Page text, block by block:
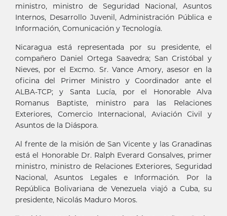
ministro, ministro de Seguridad Nacional, Asuntos
Internos, Desarrollo Juvenil, Administración Pública e
Información, Comunicación y Tecnología.
Nicaragua está representada por su presidente, el
compañero Daniel Ortega Saavedra; San Cristóbal y
Nieves, por el Excmo. Sr. Vance Amory, asesor en la
oficina del Primer Ministro y Coordinador ante el
ALBA-TCP; y Santa Lucía, por el Honorable Alva
Romanus Baptiste, ministro para las Relaciones
Exteriores, Comercio Internacional, Aviación Civil y
Asuntos de la Diáspora.
Al frente de la misión de San Vicente y las Granadinas
está el Honorable Dr. Ralph Everard Gonsalves, primer
ministro, ministro de Relaciones Exteriores, Seguridad
Nacional, Asuntos Legales e Información. Por la
República Bolivariana de Venezuela viajó a Cuba, su
presidente, Nicolás Maduro Moros.